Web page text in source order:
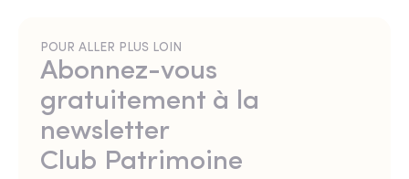
POUR ALLER PLUS LOIN
Abonnez-vous
gratuitement à la
newsletter
Club Patrimoine